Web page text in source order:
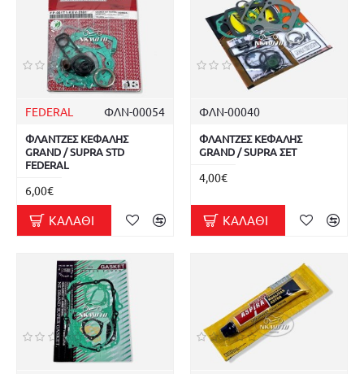
FEDERAL ΦΛΝ-00054
ΦΛΑΝΤΖΕΣ ΚΕΦΑΛΗΣ
GRAND / SUPRA STD
FEDERAL
6,00€
ΚΑΛΆΘΙ
ΦΛΝ-00040
ΦΛΑΝΤΖΕΣ ΚΕΦΑΛΗΣ
GRAND / SUPRA ΣΕΤ
4,00€
ΚΑΛΆΘΙ